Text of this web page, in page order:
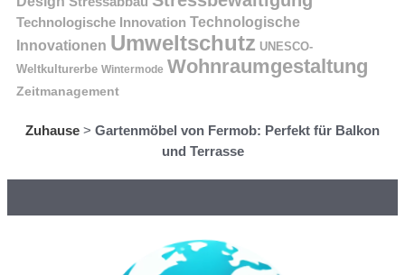
Technologische Innovation Technologische
Innovationen Umweltschutz UNESCO-
Weltkulturerbe Wintermode Wohnraumgestaltung
Zeitmanagement
Zuhause > Gartenmöbel von Fermob: Perfekt für Balkon
und Terrasse